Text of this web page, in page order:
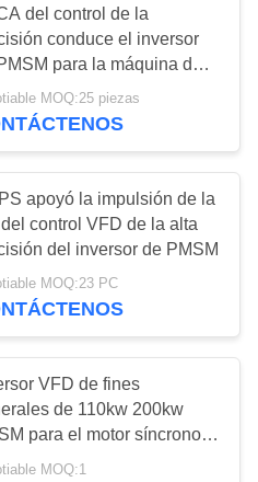
PMSM
salir
11
del control de la
conduce el inversor
para la máquina de
plástica trifásica
MOQ:25 piezas
apoyó la impulsión de la
control VFD de la alta
del inversor de PMSM
MOQ:23 PC
VFD de fines
de 110kw 200kw
para el motor síncrono
MOQ:1